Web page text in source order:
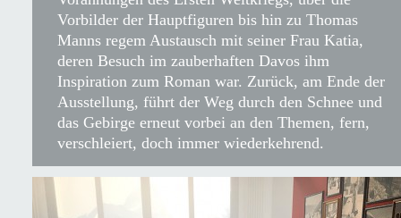
Vorbilder der Hauptfiguren bis hin zu Thomas
Manns regem Austausch mit seiner Frau Katia,
deren Besuch im zauberhaften Davos ihm
Inspiration zum Roman war. Zurück, am Ende der
Ausstellung, führt der Weg durch den Schnee und
das Gebirge erneut vorbei an den Themen, fern,
verschleiert, doch immer wiederkehrend.